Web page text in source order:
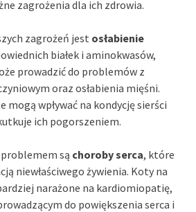
zagrożenia dla ich zdrowia.
zagrożeń jest osłabienie
białek i aminokwasów,
prowadzić do problemów z
oraz osłabienia mięśni.
wpływać na kondycję sierści
ich pogorszeniem.
są choroby serca, które
niewłaściwego żywienia. Koty na
narażone na kardiomiopatię,
do powiększenia serca i